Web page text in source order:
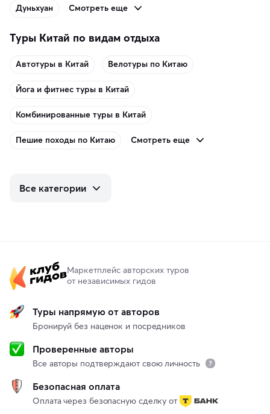
Дуньхуан Смотреть еще
Туры Китай по видам отдыха
Автотуры в Китай Велотуры по Китаю
Йога и фитнес туры в Китай
Комбинированные туры в Китай
Пешие походы по Китаю Смотреть еще
Все категории
Маркетплейс авторских туров
от независимых гидов
Туры напрямую от авторов
Бронируй без наценок и посредников
Проверенные авторы
Все авторы подтверждают свою личность
Безопасная оплата
Оплата через безопасную сделку от